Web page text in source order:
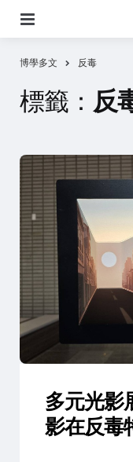
博學多文 反毒
標籤： 反
多元光影
影在反毒